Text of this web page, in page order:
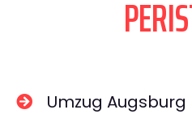
Umzug Augsburg